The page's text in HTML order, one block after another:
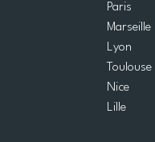
Paris
Marseille
Lyon
Toulouse
Nice
Lille